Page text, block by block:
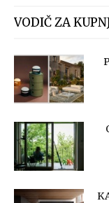
VODIČ ZA